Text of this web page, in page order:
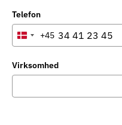
Telefon
Denmark
+45
Virksomhed